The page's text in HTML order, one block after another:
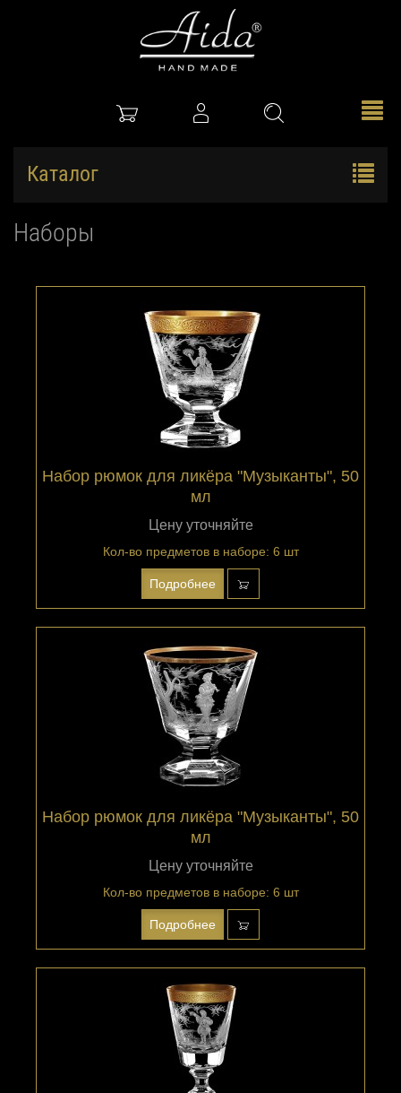
Каталог
Наборы
Набор рюмок для ликёра "Музыканты", 50
мл
Цену уточняйте
Кол-во предметов в наборе: 6 шт
Подробнее
Набор рюмок для ликёра "Музыканты", 50
мл
Цену уточняйте
Кол-во предметов в наборе: 6 шт
Подробнее